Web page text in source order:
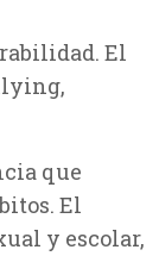
El
que
El
y escolar,